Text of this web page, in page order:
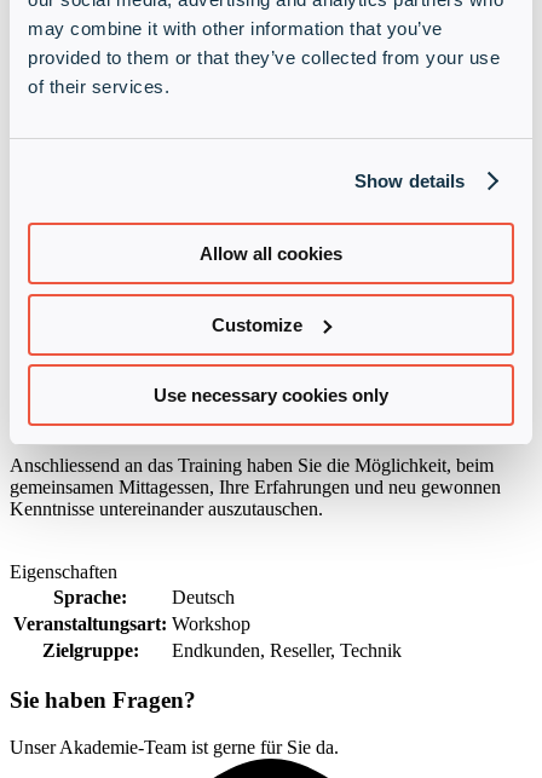
may combine it with other information that you’ve
provided to them or that they’ve collected from your use
of their services.
Show details
Allow all cookies
Customize
Use necessary cookies only
beim täglichen Umgang im Geschäftlichen wie auch im privaten IT-
Umfeld achten müssen, um sich selbst und andere zu schützen. Sie
sind sensibilisiert und können IT-Security Best Practices anwenden.
nachfolgend beschriebene Kenntnisse die Voraussetzungen für einen
Basiswissen über den Umgang mit einem PC
Zertifizierung
Teilnahmebestätigung.
Anschliessend an das Training haben Sie die Möglichkeit, beim
gemeinsamen Mittagessen, Ihre Erfahrungen und neu gewonnen
Kenntnisse untereinander auszutauschen.
Eigenschaften
Sprache:
Deutsch
Veranstaltungsart: Workshop
Zielgruppe:
Endkunden, Reseller, Technik
Sie haben Fragen?
Unser Akademie-Team ist gerne für Sie da.